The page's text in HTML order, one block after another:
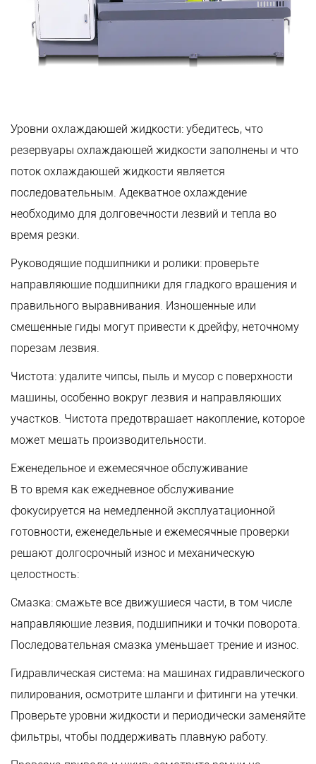
Уровни охлаждающей жидкости: убедитесь, что
резервуары охлаждающей жидкости заполнены и что
поток охлаждающей жидкости является
последовательным. Адекватное охлаждение
необходимо для долговечности лезвий и тепла во
время резки.
Руководящие подшипники и ролики: проверьте
направляющие подшипники для гладкого вращения и
правильного выравнивания. Изношенные или
смещенные гиды могут привести к дрейфу, неточному
порезам лезвия.
Чистота: удалите чипсы, пыль и мусор с поверхности
машины, особенно вокруг лезвия и направляющих
участков. Чистота предотвращает накопление, которое
может мешать производительности.
Еженедельное и ежемесячное обслуживание
В то время как ежедневное обслуживание
фокусируется на немедленной эксплуатационной
готовности, еженедельные и ежемесячные проверки
решают долгосрочный износ и механическую
целостность:
Смазка: смажьте все движущиеся части, в том числе
направляющие лезвия, подшипники и точки поворота.
Последовательная смазка уменьшает трение и износ.
Гидравлическая система: на машинах гидравлического
пилирования, осмотрите шланги и фитинги на утечки.
Проверьте уровни жидкости и периодически заменяйте
фильтры, чтобы поддерживать плавную работу.